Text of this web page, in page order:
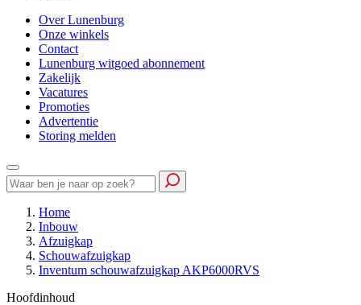
Over Lunenburg
Onze winkels
Contact
Lunenburg witgoed abonnement
Zakelijk
Vacatures
Promoties
Advertentie
Storing melden
Home
Inbouw
Afzuigkap
Schouwafzuigkap
Inventum schouwafzuigkap AKP6000RVS
Hoofdinhoud